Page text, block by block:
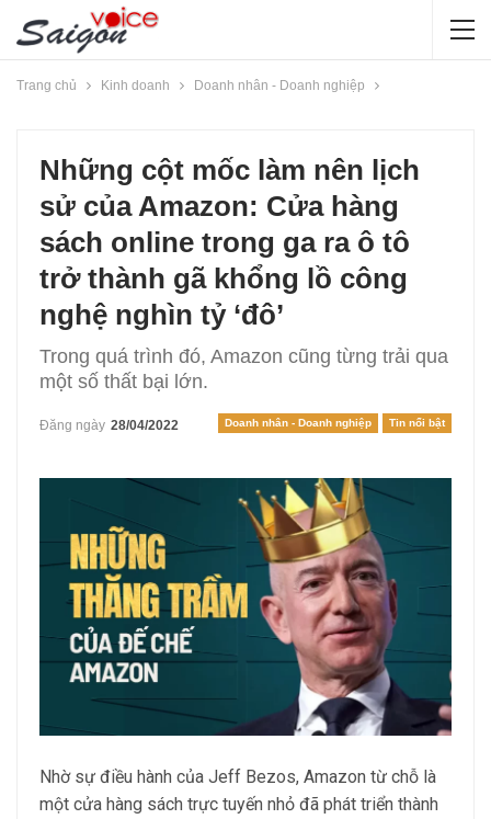
Trang chủ Kinh doanh Doanh nhân - Doanh nghiệp
Những cột mốc làm nên lịch
sử của Amazon: Cửa hàng
sách online trong ga ra ô tô
trở thành gã khổng lồ công
nghệ nghìn tỷ ‘đô’
Trong quá trình đó, Amazon cũng từng trải qua
một số thất bại lớn.
Doanh nhân - Doanh nghiệp Tin nổi bật
Đăng ngày 28/04/2022
Nhờ sự điều hành của Jeff Bezos, Amazon từ chỗ là
một cửa hàng sách trực tuyến nhỏ đã phát triển thành